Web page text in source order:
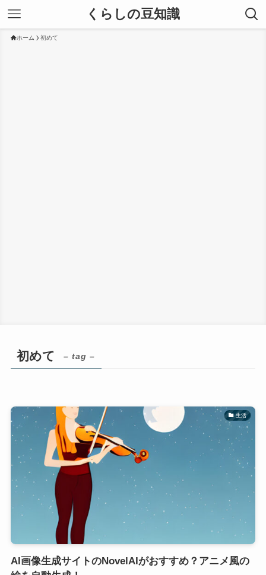
くらしの豆知識
ホーム 初めて
初めて – tag –
生活
AI画像生成サイトのNovelAIがおすすめ？アニメ風の